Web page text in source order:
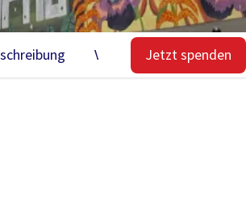
VSocial Impact
Jetzt spenden